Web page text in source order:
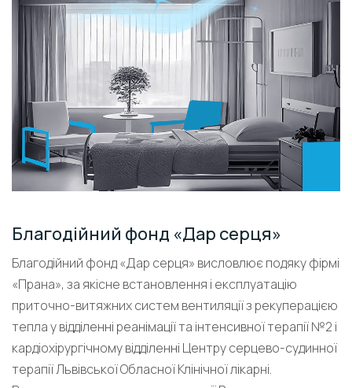
Благодійний фонд «Дар серця»
Благодійний фонд «Дар серця» висловлює подяку фірмі
«Прана», за якісне встановлення і експлуатацію
приточно-витяжних систем вентиляції з рекуперацією
тепла у відділенні реанімації та інтенсивної терапії №2 і
кардіохірургічному відділенні Центру серцево-судинної
терапії Львівської Обласної Клінічної лікарні.